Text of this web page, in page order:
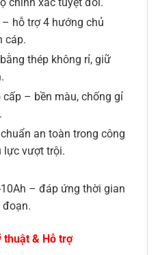
hỗ trợ 4 hướng chủ
cáp.
thép không rỉ, giữ
– bền màu, chống gỉ
an toàn trong công
lực vượt trội.
– đáp ứng thời gian
đoạn.
thuật & Hỗ trợ